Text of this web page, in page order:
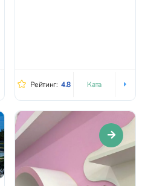
Рейтинг: 4.8 Ката